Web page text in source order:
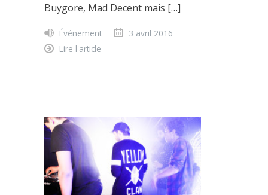
Buygore, Mad Decent mais […]
Événement
3 avril 2016
Lire l'article